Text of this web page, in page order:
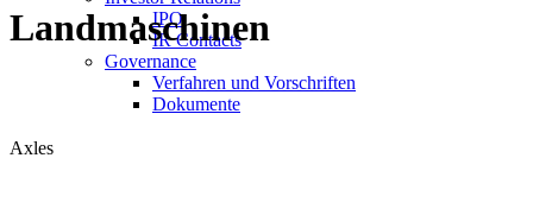
IPO
IR Contacts
Governance
Verfahren und Vorschriften
Dokumente
Landmaschinen
Axles